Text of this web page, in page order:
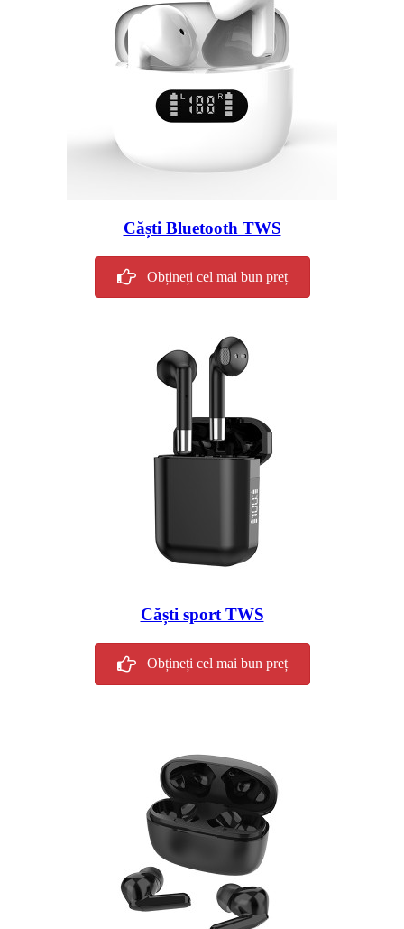
Căști Bluetooth TWS
Obțineți cel mai bun preț
Căști sport TWS
Obțineți cel mai bun preț